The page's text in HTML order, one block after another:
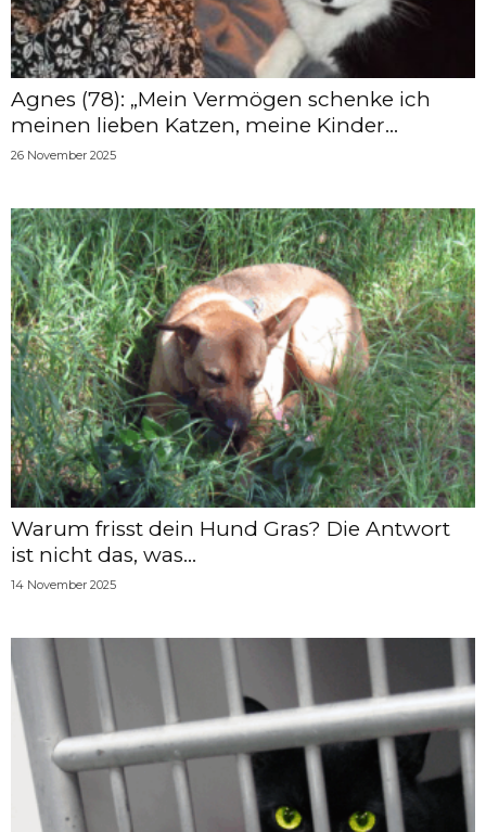
Agnes (78): „Mein Vermögen schenke ich
meinen lieben Katzen, meine Kinder...
26 November 2025
Warum frisst dein Hund Gras? Die Antwort
ist nicht das, was...
14 November 2025